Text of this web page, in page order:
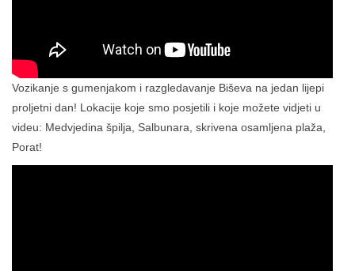
Vozikanje s gumenjakom i razgledavanje Biševa na jedan lijepi
proljetni dan! Lokacije koje smo posjetili i koje možete vidjeti u
videu: Medvjedina špilja, Salbunara, skrivena osamljena plaža,
Porat!